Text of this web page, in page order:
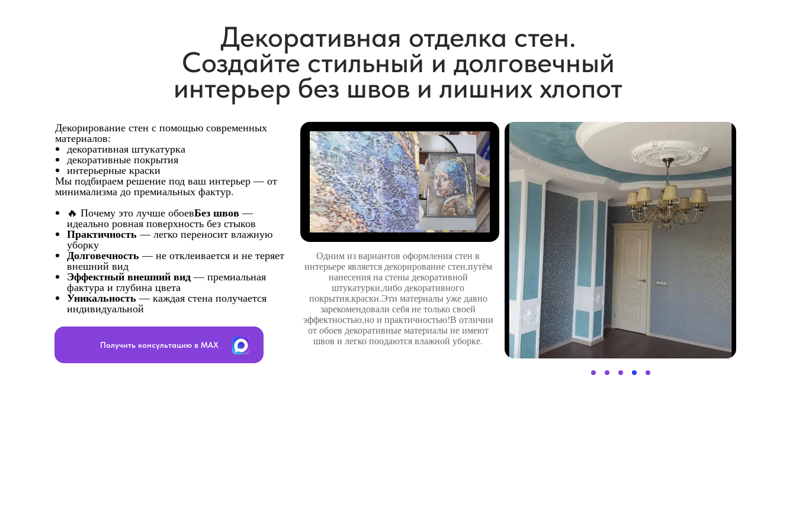
Декоративная отделка стен.
Создайте стильный и долговечный
интерьер без швов и лишних хлопот
Декорирование стен с помощью современных
материалов:
декоративная штукатурка
декоративные покрытия
интерьерные краски
Мы подбираем решение под ваш интерьер — от
минимализма до премиальных фактур.
🔥 Почему это лучше обоевБез швов —
идеально ровная поверхность без стыков
Практичность — легко переносит влажную
уборку
Долговечность — не отклеивается и не теряет
внешний вид
Эффектный внешний вид — премиальная
фактура и глубина цвета
Уникальность — каждая стена получается
индивидуальной
Одним из вариантов оформления стен в
интерьере является декорирование стен,путём
нанесения на стены декоративной
штукатурки,либо декоративного
покрытия,краски.Эти материалы уже давно
зарекомендовали себя не только своей
эффектностью,но и практичностью!В отличии
от обоев декоративные материалы не имеют
швов и легко поодаются влажной уборке.
Получить консультацию в MAX